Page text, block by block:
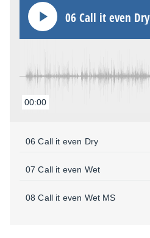
06 Call it even Dry
00:00
06 Call it even Dry
07 Call it even Wet
08 Call it even Wet MS